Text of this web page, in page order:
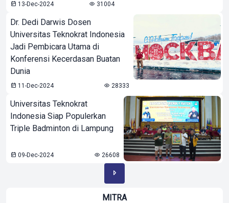
13-Dec-2024 31004
Dr. Dedi Darwis Dosen
Universitas Teknokrat Indonesia
Jadi Pembicara Utama di
Konferensi Kecerdasan Buatan
Dunia
11-Dec-2024 28333
Universitas Teknokrat
Indonesia Siap Populerkan
Triple Badminton di Lampung
09-Dec-2024 26608
MITRA